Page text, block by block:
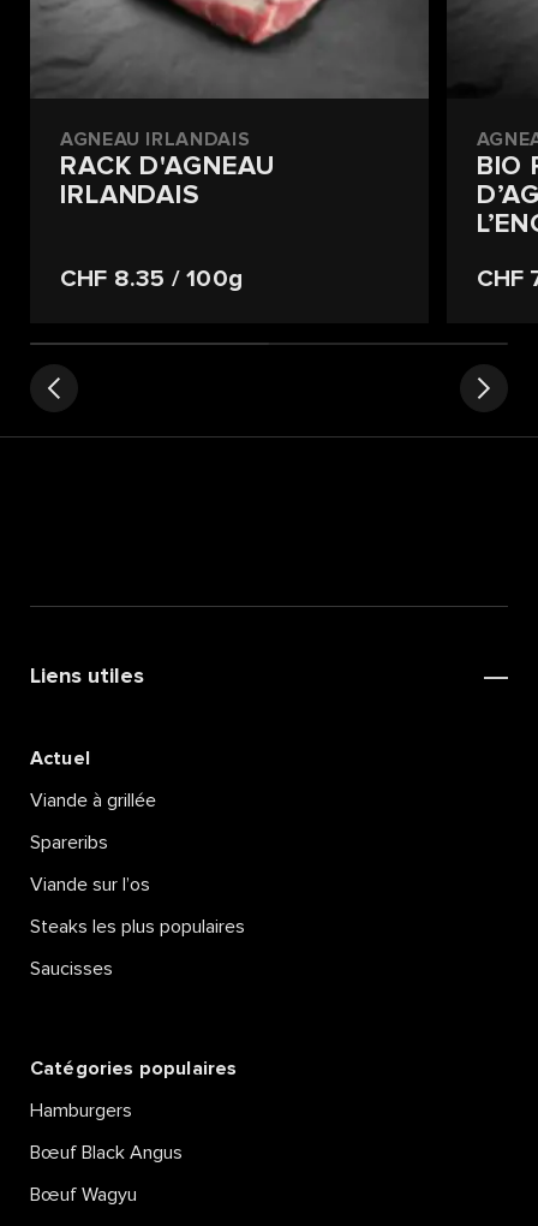
AGNEAU IRLANDAIS
RACK D'AGNEAU
IRLANDAIS
CHF 8.35 / 100g
BIO
CHF
Liens utiles
Actuel
Viande à grillée
Spareribs
Viande sur l’os
Steaks les plus populaires
Saucisses
Catégories populaires
Hamburgers
Bœuf Black Angus
Bœuf Wagyu